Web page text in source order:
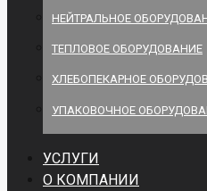
НЕЙТРАЛЬНОЕ
ТЕПЛОВОЕ ОБОРУДОВАНИЕ
ХЛЕБОПЕКАРНОЕ
УПАКОВОЧНОЕ
УСЛУГИ
О КОМПАНИИ